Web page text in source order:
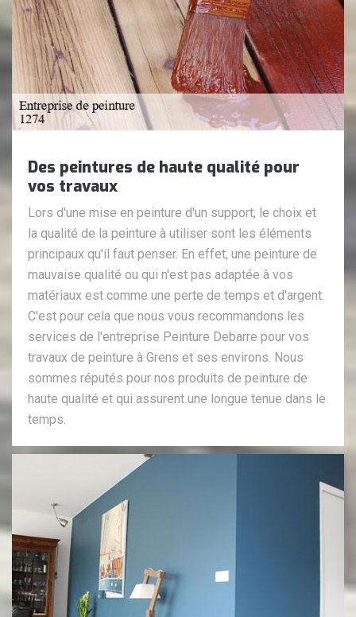
Des peintures de haute qualité pour
vos travaux
Lors d'une mise en peinture d'un support, le choix et
la qualité de la peinture à utiliser sont les éléments
principaux qu'il faut penser. En effet, une peinture de
mauvaise qualité ou qui n'est pas adaptée à vos
matériaux est comme une perte de temps et d'argent.
C'est pour cela que nous vous recommandons les
services de l'entreprise Peinture Debarre pour vos
travaux de peinture à Grens et ses environs. Nous
sommes réputés pour nos produits de peinture de
haute qualité et qui assurent une longue tenue dans le
temps.